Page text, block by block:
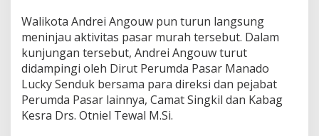
a
s
a
r
M
u
r
a
h
Walikota Andrei Angouw pun turun langsung
meninjau aktivitas pasar murah tersebut. Dalam
kunjungan tersebut, Andrei Angouw turut
didampingi oleh Dirut Perumda Pasar Manado
Lucky Senduk bersama para direksi dan pejabat
Perumda Pasar lainnya, Camat Singkil dan Kabag
Kesra Drs. Otniel Tewal M.Si.